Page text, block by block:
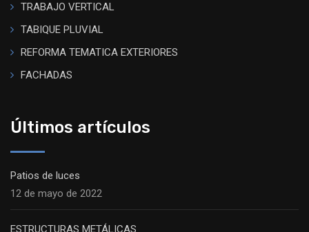
TRABAJO VERTICAL
TABIQUE PLUVIAL
REFORMA TEMATICA EXTERIORES
FACHADAS
Últimos artículos
Patios de luces
12 de mayo de 2022
ESTRUCTURAS METÁLICAS